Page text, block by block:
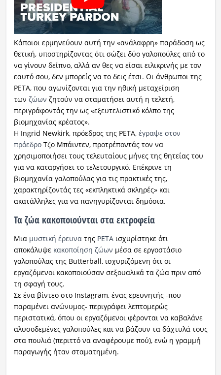
Κάποιοι ερμηνεύουν αυτή την «ανάλαφρη» παράδοση ως
θετική, υποστηρίζοντας ότι σώζει δύο γαλοπούλες από το
να γίνουν δείπνο, αλλά αν θες να είσαι ειλικρινής με τον
εαυτό σου, δεν μπορείς να το δεις έτσι. Οι άνθρωποι της
PETA, που αγωνίζονται για την ηθική μεταχείριση
των ζώων ζητούν να σταματήσει αυτή η τελετή,
περιγράφοντάς την ως «εξευτελιστικό κόλπο της
βιομηχανίας κρέατος».
Η Ingrid Newkirk, πρόεδρος της PETA, έγραψε στον
πρόεδροΤζο Μπάιντεν, προτρέποντάς τον να
χρησιμοποιήσει τους τελευταίους μήνες της θητείας του
για να καταργήσει το τελετουργικό. Επέκρινε τη
βιομηχανία γαλοπούλας για τις πρακτικές της,
χαρακτηρίζοντάς τες «εκπληκτικά σκληρές» και
ακατάλληλες για να πανηγυρίζονται δημόσια.
Τα ζώα κακοποιούνται στα εκτροφεία
Μια μυστική έρευνα της PETAισχυρίστηκε ότι
αποκάλυψε κακοποίηση ζώων μέσα σε εργοστάσιο
γαλοπούλας της Butterball, ισχυριζόμενη ότι οι
εργαζόμενοι κακοποιούσαν σεξουαλικά τα ζώα πριν από
τη σφαγή τους.
Σε ένα βίντεο στο Instagram, ένας ερευνητής -που
παραμένει ανώνυμος- περιγράφει λεπτομερώς
περιστατικά, όπου οι εργαζόμενοι φέρονται να καβαλάνε
αλυσοδεμένες γαλοπούλες και να βάζουν τα δάχτυλά τους
στα πουλιά (περιττό να αναφέρουμε πού), ενώ η γραμμή
παραγωγής ήταν σταματημένη.